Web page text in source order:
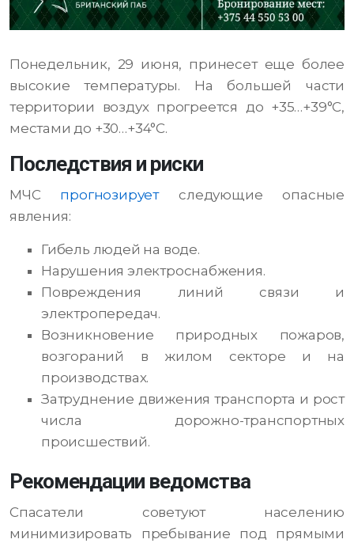
Понедельник, 29 июня, принесет еще более
высокие температуры. На большей части
территории воздух прогреется до +35…+39°C,
местами до +30…+34°C.
Последствия и риски
МЧС прогнозируетследующие опасные
явления:
Гибель людей на воде.
Нарушения электроснабжения.
Повреждения линий связи и
электропередач.
Возникновение природных пожаров,
возгораний в жилом секторе и на
производствах.
Затруднение движения транспорта и рост
числа дорожно-транспортных
происшествий.
Рекомендации ведомства
Спасатели советуют населению
минимизировать пребывание под прямыми